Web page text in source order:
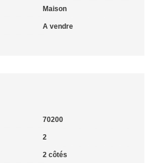
Maison
A vendre
70200
2
2 côtés